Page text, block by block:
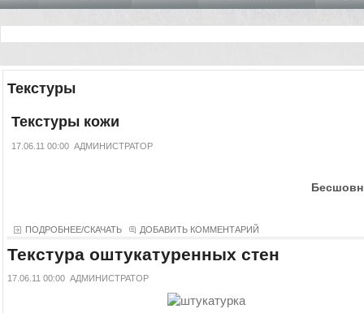
Текстуры
Текстуры кожи
17.06.11 00:00 АДМИНИСТРАТОР
ПОДРОБНЕЕ/СКАЧАТЬ ДОБАВИТЬ КОММЕНТАРИЙ
Текстура оштукатуренных стен
17.06.11 00:00 АДМИНИСТРАТОР